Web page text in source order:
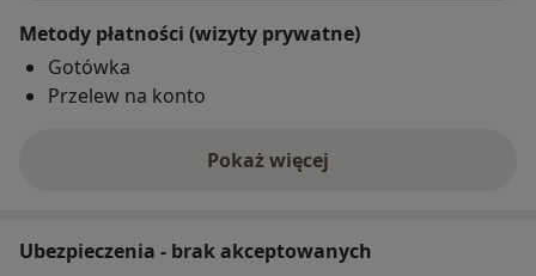
Metody płatności (wizyty prywatne)
Gotówka
Przelew na konto
Pokaż więcej
o adresie
Ubezpieczenia - brak akceptowanych